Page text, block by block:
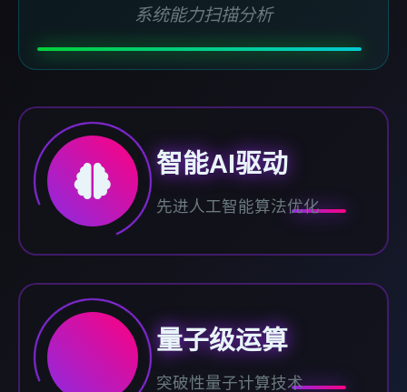
系统能力扫描分析
智能AI驱动
先进人工智能算法优化
量子级运算
突破性量子计算技术